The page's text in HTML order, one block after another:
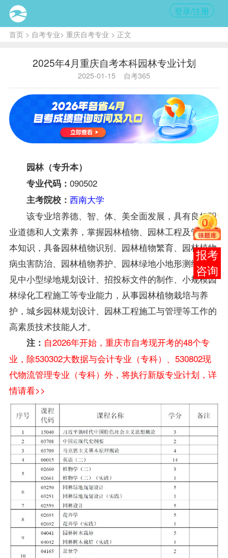
登录/注册
首页> 自考专业> 重庆自考专业 > 正文
2025年4月重庆自考本科园林专业计划
2025-01-15 自考365
园林（专升本）
专业代码： 090502
主考院校： 西南大学
该专业培养德、智、体、美全面发展，具有良好职
业道德和人文素养，掌握园林植物、园林工程及管理基
本知识，具备园林植物识别、园林植物繁育、园林植物
病虫害防治、园林植物养护、园林绿地小地形测绘、常
见中小型绿地规划设计、招投标文件的制作、小规模园
林绿化工程施工等专业能力，从事园林植物栽培与养
护，城乡园林规划设计、园林工程施工与管理等工作的
高素质技术技能人才。
注： 自2026年开始，重庆市自考现开考的48个专
业，除530302大数据与会计专业（专科）、530802现
代物流管理专业（专科）外，将执行新版专业计划，详
情请看>>
报考
咨询